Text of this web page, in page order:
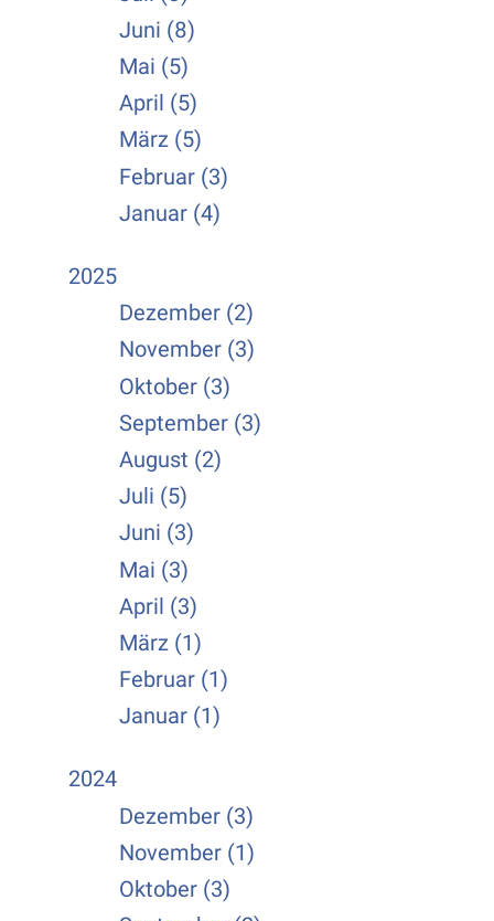
Juni (8)
Mai (5)
April (5)
März (5)
Februar (3)
Januar (4)
2025
Dezember (2)
November (3)
Oktober (3)
September (3)
August (2)
Juli (5)
Juni (3)
Mai (3)
April (3)
März (1)
Februar (1)
Januar (1)
2024
Dezember (3)
November (1)
Oktober (3)